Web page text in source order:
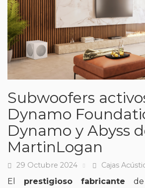
Subwoofers
Dynamo
Dynamo y Abyss
MartinLogan
Fecha
29 Octubre 2024 Tags
Cajas
El prestigioso fabricante de